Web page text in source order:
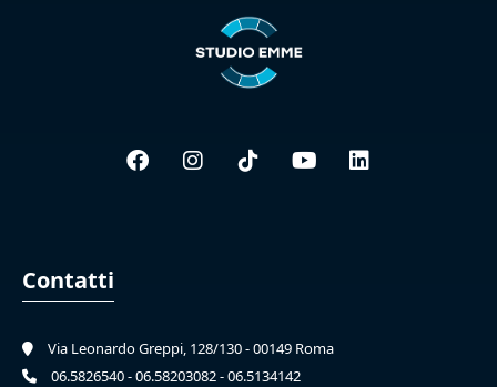
Contatti
Via Leonardo Greppi, 128/130 - 00149 Roma
06.5826540 - 06.58203082 - 06.5134142